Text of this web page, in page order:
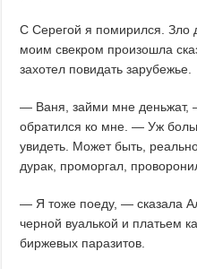
С Серегой я помирился. Зло
моим свекром произошла
захотел повидать зарубежье.
— Ваня, займи мне деньжат,
обратился ко мне. — Уж
увидеть. Может быть,
дурак, проморгал,
— Я тоже поеду, — сказала
черной вуалькой и платьем
биржевых паразитов.